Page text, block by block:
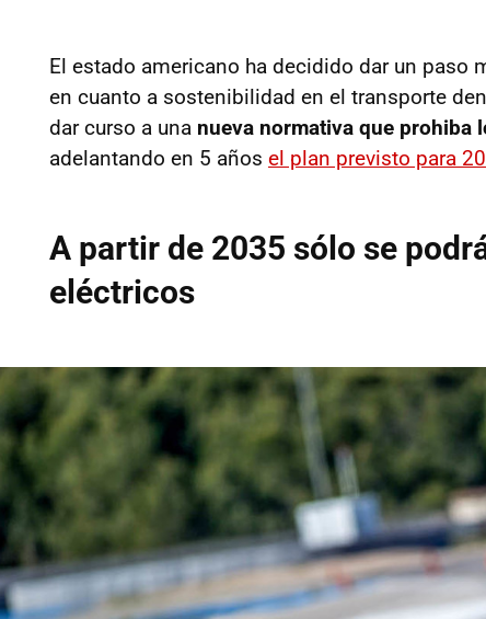
El estado americano ha decidido dar un paso
en cuanto a sostenibilidad en el transporte
dar curso a una nueva normativa que prohiba
adelantando en 5 años el plan previsto para
A partir de 2035 sólo se
eléctricos